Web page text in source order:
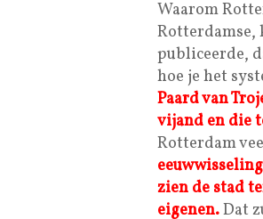
Waarom
Rotterdamse,
publiceerde,
hoe je het
Paard van
vijand en die
Rotterdam
zien de stad
eigenen.Dat